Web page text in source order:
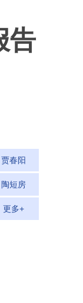
告
贾春阳
陶短房
更多+